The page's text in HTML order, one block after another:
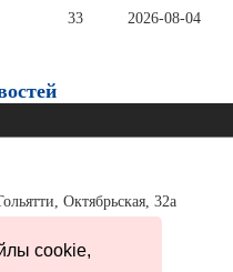
cookie,
2026-08-04
33
Октябрьская, 32а